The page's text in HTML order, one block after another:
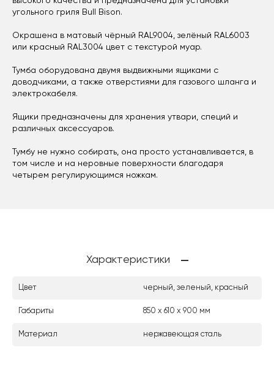
угольного гриля Bull Bison.
Окрашена в матовый чёрный RAL9004, зелёный RAL6003
или красный RAL3004 цвет с текстурой муар.
Тумба оборудована двумя выдвижными ящиками с
доводчиками, а также отверстиями для газового шланга и
электрокабеля.
Ящики предназначены для хранения утвари, специй и
различных аксессуаров.
Тумбу не нужно собирать, она просто устанавливается, в
том числе и на неровные поверхности благодаря
четырем регулирующимся ножкам.
Характеристики
Цвет черный, зеленый, красный
Габариты 850 х 610 х 900 мм
Материал нержавеющая сталь